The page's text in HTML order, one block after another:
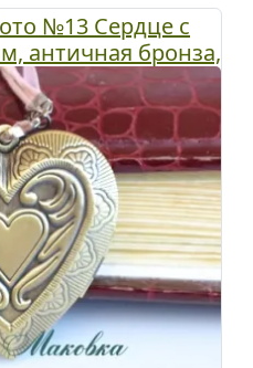
№13 Сердце с
античная бронза,